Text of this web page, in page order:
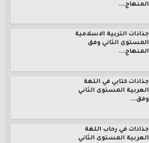
المنهاج...
جذاذات التربية الاسلامية
المستوى الثاني وفق
المنهاج...
جذاذات كتابي في اللغة
العربية المستوى الثاني
وفق...
جذاذات في رحاب اللغة
العربية المستوى الثاني